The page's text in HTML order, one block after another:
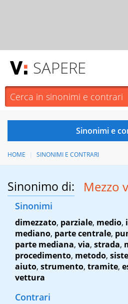
SAPERE
HOME SINONIMI E CONTRARI
Sinonimo di: Mezzo
Sinonimi
dimezzato, parziale, medio,
mediano, parte centrale,
parte mediana, via, strada,
procedimento, metodo,
aiuto, strumento, tramite,
vettura
Contrari